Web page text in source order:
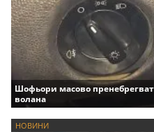
Шофьори масово
волана
НОВИНИ